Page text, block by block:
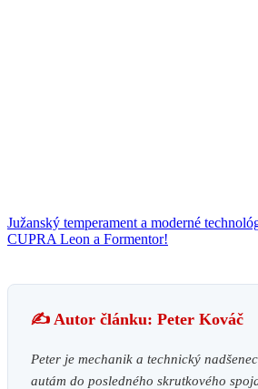
Južanský temperament a moderné
CUPRA Leon a Formentor!
✍️ Autor článku: Peter Kováč
Peter je mechanik a technický
autám do posledného skrutkového